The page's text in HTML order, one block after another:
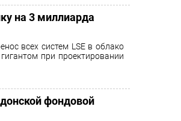
на 3 миллиарда
всех систем LSE в облако
при проектировании
фондовой